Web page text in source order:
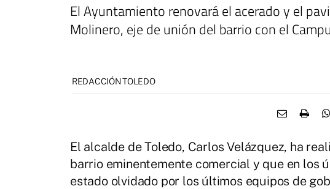
El Ayuntamiento renovará el acerado y el
Molinero, eje de unión del barrio con el
REDACCIÓN TOLEDO
El alcalde de Toledo, Carlos Velázquez, ha
barrio eminentemente comercial y que en los
estado olvidado por los últimos equipos de